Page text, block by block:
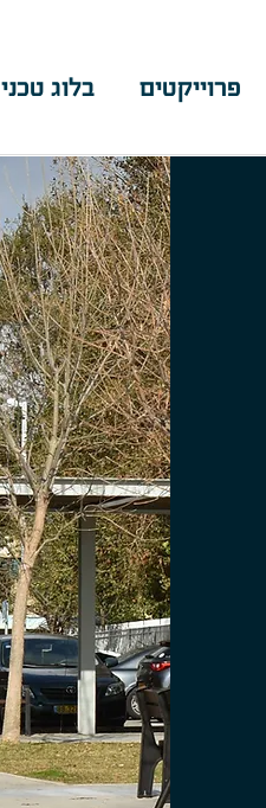
פרוייקטים בלוג טכני